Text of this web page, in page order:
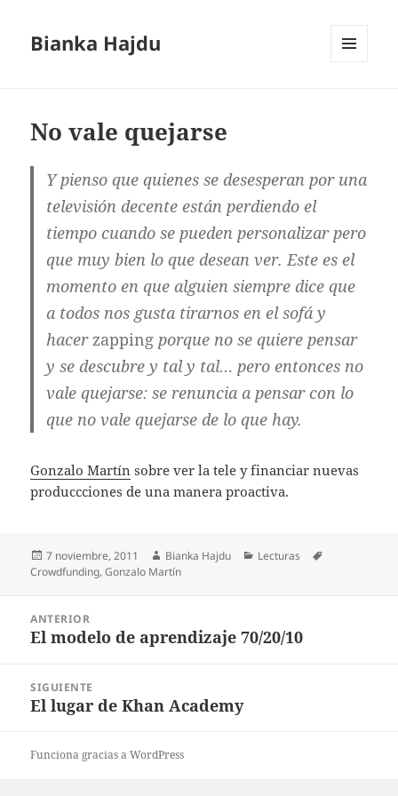
Bianka Hajdu
No vale quejarse
Y pienso que quienes se desesperan por una
televisión decente están perdiendo el
tiempo cuando se pueden personalizar pero
que muy bien lo que desean ver. Este es el
momento en que alguien siempre dice que
a todos nos gusta tirarnos en el sofá y
hacerzapping porque no se quiere pensar
y se descubre y tal y tal… pero entonces no
vale quejarse: se renuncia a pensar con lo
que no vale quejarse de lo que hay.
Gonzalo Martín sobre ver la tele y financiar nuevas
produccciones de una manera proactiva.
Publicado
el
7 noviembre, 2011 Autor
Bianka Hajdu Categorías
Lecturas
Crowdfunding,Gonzalo Martín
entradas
ANTERIOR
Entrada
El modelo de aprendizaje 70/20/10
SIGUIENTE
Entrada
El lugar de Khan Academy
Funciona gracias a WordPress